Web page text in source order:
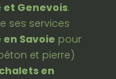
et Genevois.
ses services
Savoie pour
et pierre)
en